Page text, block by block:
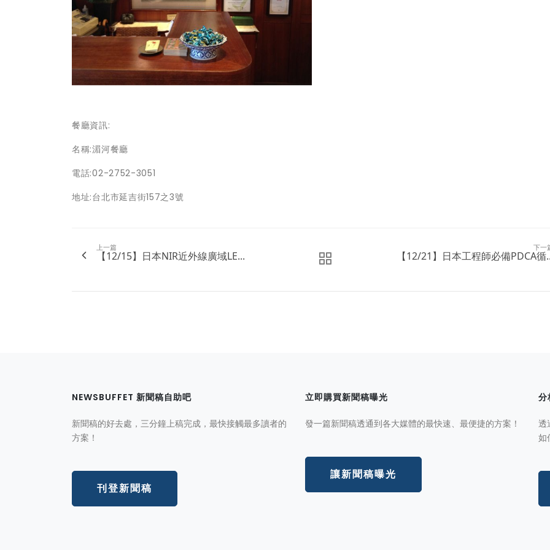
餐廳資訊:
名稱:湄河餐廳
電話:02-2752-3051
地址:台北市延吉街157之3號
上一篇
【12/15】日本NIR近外線廣域LE...
下一
【12/21】日本工程師必備PDCA循
NEWSBUFFET 新聞稿自助吧
新聞稿的好去處，三分鐘上稿完成，最快接觸最多讀者的
方案！
刊登新聞稿
立即購買新聞稿曝光
發一篇新聞稿透通到各大媒體的最快速、最便捷的方案！
讓新聞稿曝光
分
透
如